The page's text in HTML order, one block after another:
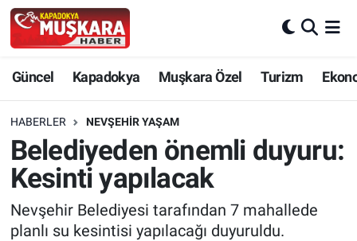
Güncel Kapadokya Muşkara Özel Turizm
HABERLER NEVŞEHIR YAŞAM
Belediyeden önemli duyuru:
Kesinti yapılacak
Nevşehir Belediyesi tarafından 7 mahallede
planlı su kesintisi yapılacağı duyuruldu.
Güncel
SEÇİM
Muşkara Özel
Ekonomi
Nevşehir Hava Durumu
Nevşehir Trafik Yoğunluk Haritası
Süper Lig Puan Durumu ve Fikstür
Tüm Manşetler